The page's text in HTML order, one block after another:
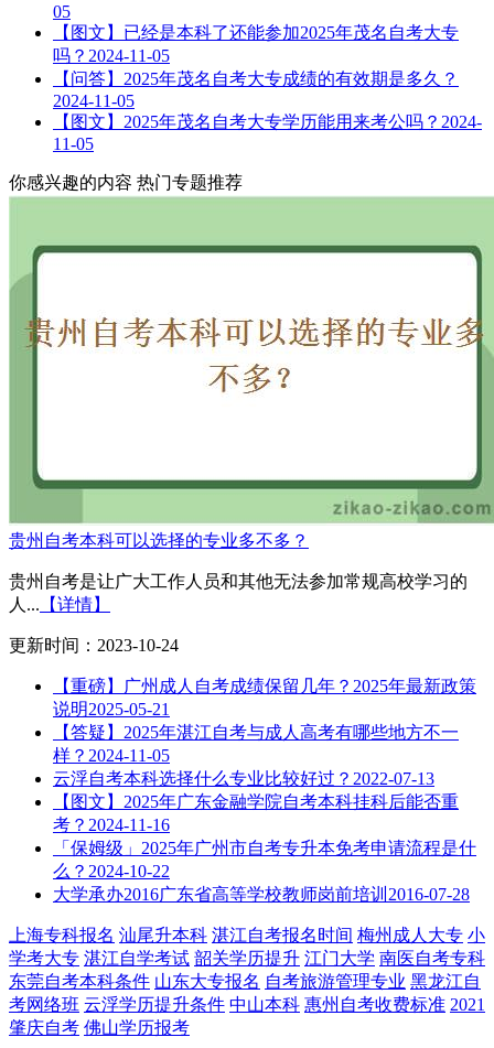
05
【图文】已经是本科了还能参加2025年茂名自考大专
吗？ 2024-11-05
【问答】2025年茂名自考大专成绩的有效期是多久？
2024-11-05
【图文】2025年茂名自考大专学历能用来考公吗？ 2024-
11-05
你感兴趣的内容 热门专题推荐
贵州自考本科可以选择的专业多不多？
贵州自考是让广大工作人员和其他无法参加常规高校学习的
人... 【详情】
更新时间：2023-10-24
【重磅】广州成人自考成绩保留几年？2025年最新政策
说明2025-05-21
【答疑】2025年湛江自考与成人高考有哪些地方不一
样？ 2024-11-05
云浮自考本科选择什么专业比较好过？ 2022-07-13
【图文】2025年广东金融学院自考本科挂科后能否重
考？ 2024-11-16
「保姆级」2025年广州市自考专升本免考申请流程是什
么？ 2024-10-22
大学承办2016广东省高等学校教师岗前培训 2016-07-28
上海专科报名 汕尾升本科 湛江自考报名时间 梅州成人大专 小
学考大专 湛江自学考试 韶关学历提升 江门大学 南医自考专科
东莞自考本科条件 山东大专报名 自考旅游管理专业 黑龙江自
考网络班 云浮学历提升条件 中山本科 惠州自考收费标准 2021
肇庆自考 佛山学历报考